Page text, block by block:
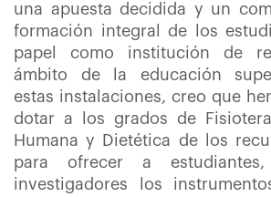
una apuesta decidida y un
formación integral de los
papel como institución de
ámbito de la educación
estas instalaciones, creo que
dotar a los grados de
Humana y Dietética de los
para ofrecer a
investigadores los